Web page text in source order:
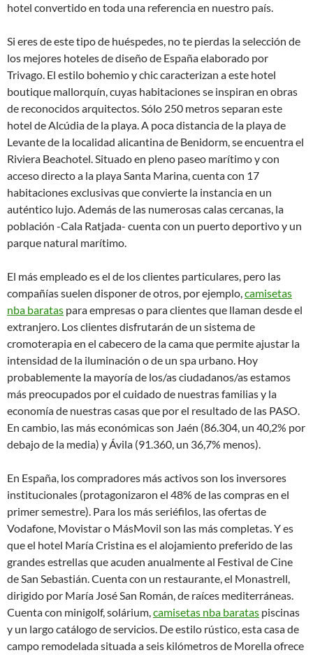
hotel convertido en toda una referencia en nuestro país.
Si eres de este tipo de huéspedes, no te pierdas la selección de
los mejores hoteles de diseño de España elaborado por
Trivago. El estilo bohemio y chic caracterizan a este hotel
boutique mallorquín, cuyas habitaciones se inspiran en obras
de reconocidos arquitectos. Sólo 250 metros separan este
hotel de Alcúdia de la playa. A poca distancia de la playa de
Levante de la localidad alicantina de Benidorm, se encuentra el
Riviera Beachotel. Situado en pleno paseo marítimo y con
acceso directo a la playa Santa Marina, cuenta con 17
habitaciones exclusivas que convierte la instancia en un
auténtico lujo. Además de las numerosas calas cercanas, la
población -Cala Ratjada- cuenta con un puerto deportivo y un
parque natural marítimo.
El más empleado es el de los clientes particulares, pero las
compañías suelen disponer de otros, por ejemplo,camisetas
nba baratas para empresas o para clientes que llaman desde el
extranjero. Los clientes disfrutarán de un sistema de
cromoterapia en el cabecero de la cama que permite ajustar la
intensidad de la iluminación o de un spa urbano. Hoy
probablemente la mayoría de los/as ciudadanos/as estamos
más preocupados por el cuidado de nuestras familias y la
economía de nuestras casas que por el resultado de las PASO.
En cambio, las más económicas son Jaén (86.304, un 40,2% por
debajo de la media) y Ávila (91.360, un 36,7% menos).
En España, los compradores más activos son los inversores
institucionales (protagonizaron el 48% de las compras en el
primer semestre). Para los más seriéfilos, las ofertas de
Vodafone, Movistar o MásMovil son las más completas. Y es
que el hotel María Cristina es el alojamiento preferido de las
grandes estrellas que acuden anualmente al Festival de Cine
de San Sebastián. Cuenta con un restaurante, el Monastrell,
dirigido por María José San Román, de raíces mediterráneas.
Cuenta con minigolf, solárium,camisetas nba baratas piscinas
y un largo catálogo de servicios. De estilo rústico, esta casa de
campo remodelada situada a seis kilómetros de Morella ofrece